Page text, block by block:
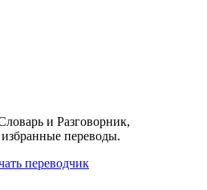
и Разговорник,
переводы.